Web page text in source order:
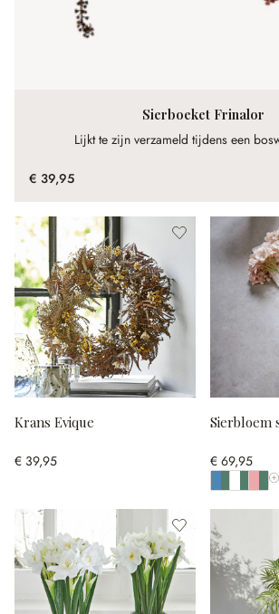
Sierboeket Frinalor
Lijkt te zijn verzameld tijdens een
€ 39,95
Krans Evique
€ 39,95
Sierbloem
€ 69,95